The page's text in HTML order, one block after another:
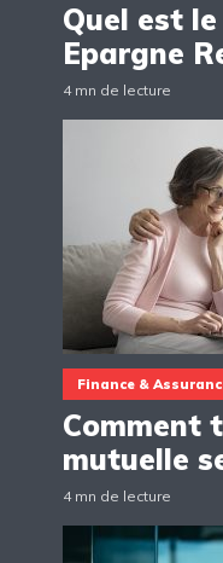
Quel est
Epargne
4 mn de lecture
Finance &
Comment
mutuelle
4 mn de lecture